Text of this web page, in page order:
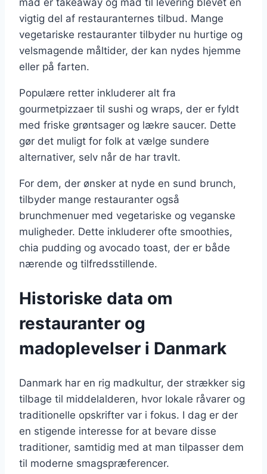
mad er takeaway og mad til levering blevet en
vigtig del af restauranternes tilbud. Mange
vegetariske restauranter tilbyder nu hurtige og
velsmagende måltider, der kan nydes hjemme
eller på farten.
Populære retter inkluderer alt fra
gourmetpizzaer til sushi og wraps, der er fyldt
med friske grøntsager og lækre saucer. Dette
gør det muligt for folk at vælge sundere
alternativer, selv når de har travlt.
For dem, der ønsker at nyde en sund brunch,
tilbyder mange restauranter også
brunchmenuer med vegetariske og veganske
muligheder. Dette inkluderer ofte smoothies,
chia pudding og avocado toast, der er både
nærende og tilfredsstillende.
Historiske data om
restauranter og
madoplevelser i Danmark
Danmark har en rig madkultur, der strækker sig
tilbage til middelalderen, hvor lokale råvarer og
traditionelle opskrifter var i fokus. I dag er der
en stigende interesse for at bevare disse
traditioner, samtidig med at man tilpasser dem
til moderne smagspræferencer.